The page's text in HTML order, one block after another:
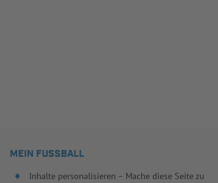
MEIN FUSSBALL
Inhalte personalisieren – Mache diese Seite zu